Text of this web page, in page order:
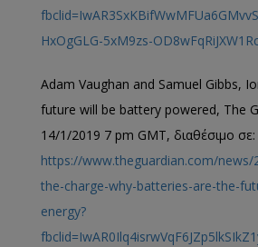
HxOgGLG-5xM9zs-
Adam Vaughan and Samuel Gibbs,
future will be battery powered, The
14/1/2019 7 pm GMT, διαθέσιμο σε:
https://www.theguardian.com/
the-charge-why-batteries-are-the-
energy?